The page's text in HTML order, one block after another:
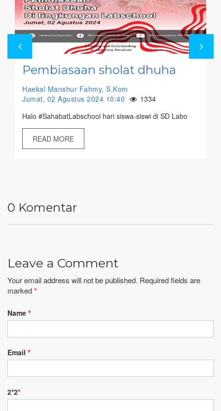
Manasik Haji 2024
Haekal Manshur Fahmy, S.Kom
Kamis, 05 September 2024 10:31
1196
Umur kelas 4 SD udah baik haji ???????? Telah dila
READ MORE
0 Komentar
Leave a Comment
Your email address will not be published. Required fields are
marked*
Name *
Email *
2*2*